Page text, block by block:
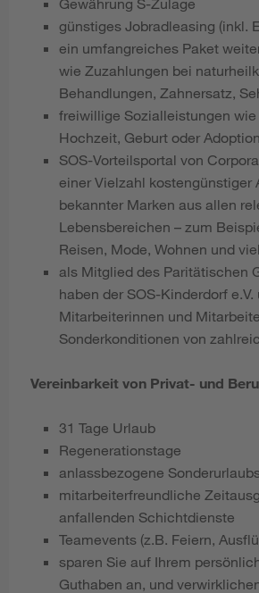
Gewährung S-Zulage
günstiges Jobradleasing (inkl.
ein umfangreiches Paket
wie Zuzahlungen bei
Behandlungen, Zahnersatz,
freiwillige Sozialleistungen
Hochzeit, Geburt oder
SOS-Vorteilsportal von
einer Vielzahl kostengünstiger
bekannter Marken aus allen
Lebensbereichen – zum
Reisen, Mode, Wohnen und
als Mitglied des Paritätischen
haben der SOS-Kinderdorf e.V.
Mitarbeiterinnen und
Sonderkonditionen von
Vereinbarkeit von Privat- und
31 Tage Urlaub
Regenerationstage
anlassbezogene
mitarbeiterfreundliche
anfallenden Schichtdienste
Teamevents (z.B. Feiern,
sparen Sie auf Ihrem
Guthaben an, und